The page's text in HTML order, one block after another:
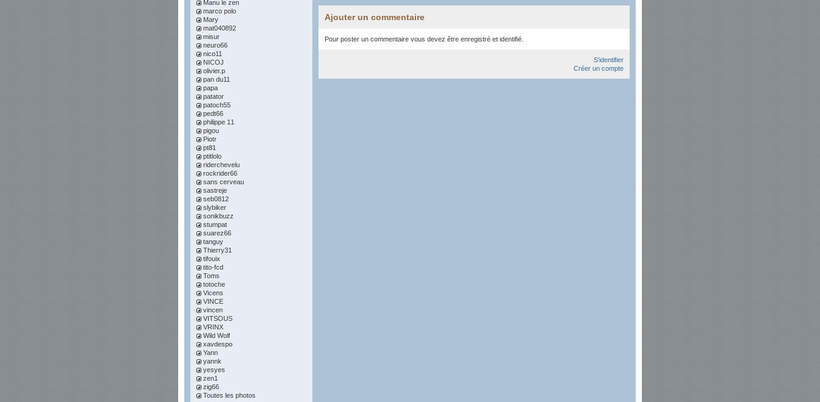
Manu le zen
marco polo
Mary
mat040892
misur
neuro66
nico11
NICOJ
olivier.p
pan du11
papa
patator
patoch55
pedt66
philippe 11
pigou
Piotr
pt81
ptitlolo
riderchevelu
rockrider66
sans cerveau
sastreje
seb0812
slybiker
sonikbuzz
stumpat
suarez66
tanguy
Thierry31
tifouix
tito-fcd
Toms
totoche
Vicens
VINCE
vincen
VITSOUS
VRINX
Wild Wolf
xavdespo
Yann
yannk
yesyes
zen1
zig66
Toutes les photos
Ajouter un commentaire
Pour poster un commentaire vous devez être enregistré et identifié.
S'identifier
Créer un compte